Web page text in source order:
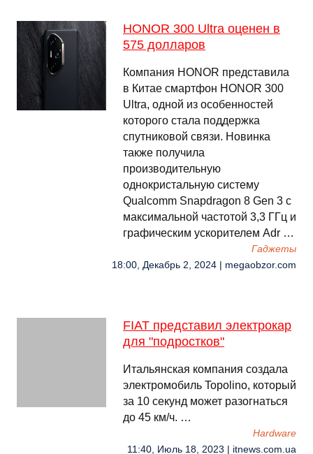
HONOR 300 Ultra оценен в
575 долларов
Компания HONOR представила
в Китае смартфон HONOR 300
Ultra, одной из особенностей
которого стала поддержка
спутниковой связи. Новинка
также получила
производительную
однокристальную систему
Qualcomm Snapdragon 8 Gen 3 с
максимальной частотой 3,3 ГГц и
графическим ускорителем Adr …
Гаджеты
18:00, Декабрь 2, 2024 | megaobzor.com
FIAT представил электрокар
для "подростков"
Итальянская компания создала
электромобиль Topolino, который
за 10 секунд может разогнаться
до 45 км/ч. …
Hardware
11:40, Июль 18, 2023 | itnews.com.ua